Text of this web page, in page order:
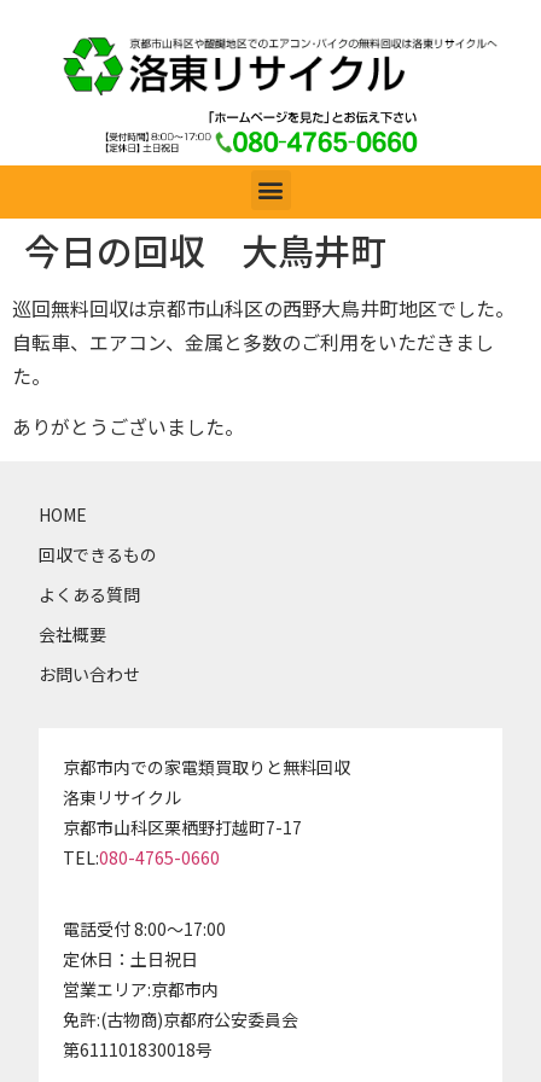
今日の回収 大鳥井町
巡回無料回収は京都市山科区の西野大鳥井町地区でした。
自転車、エアコン、金属と多数のご利用をいただきまし
た。
ありがとうございました。
HOME
回収できるもの
よくある質問
会社概要
お問い合わせ
京都市内での家電類買取りと無料回収
洛東リサイクル
京都市山科区栗栖野打越町7-17
TEL:080-4765-0660
電話受付 8:00～17:00
定休日：土日祝日
営業エリア:京都市内
免許:(古物商)京都府公安委員会
第611101830018号